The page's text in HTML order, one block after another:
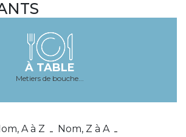
À TABLE
Metiers de bouche...
A à Z
Nom, Z à A